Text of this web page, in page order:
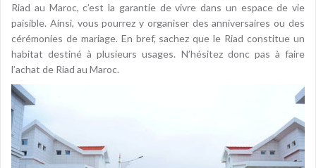
Riad au Maroc, c’est la garantie de vivre dans un espace de vie
paisible. Ainsi, vous pourrez y organiser des anniversaires ou des
cérémonies de mariage. En bref, sachez que le Riad constitue un
habitat destiné à plusieurs usages. N’hésitez donc pas à faire
l’achat de Riad au Maroc.